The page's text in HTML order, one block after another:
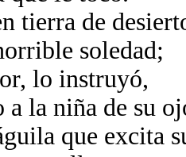
tierra de
soledad;
lo instruyó,
a la niña de su
que excita